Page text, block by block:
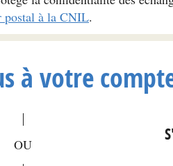
postal à la CNIL.
à votre